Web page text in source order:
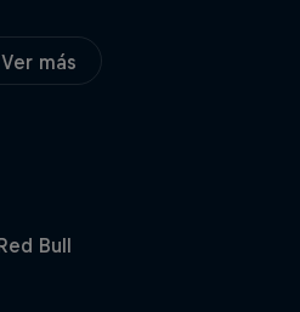
Ver más